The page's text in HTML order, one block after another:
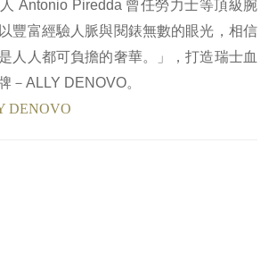
Antonio Piredda 曾任勞力士等頂級腕
豐富經驗人脈與閱錶無數的眼光，相信
人人都可負擔的奢華。」，打造瑞士血
－ALLY DENOVO。
DENOVO